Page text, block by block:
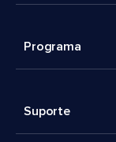
Programa
Suporte